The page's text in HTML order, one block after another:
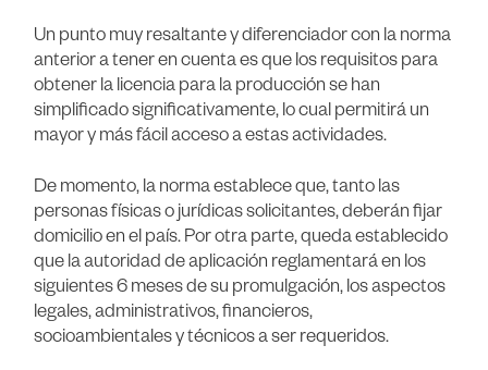
Un punto muy resaltante y diferenciador con la norma
anterior a tener en cuenta es que los requisitos para
obtener la licencia para la producción se han
simplificado significativamente, lo cual permitirá un
mayor y más fácil acceso a estas actividades.
De momento, la norma establece que, tanto las
personas físicas o jurídicas solicitantes, deberán fijar
domicilio en el país. Por otra parte, queda establecido
que la autoridad de aplicación reglamentará en los
siguientes 6 meses de su promulgación, los aspectos
legales, administrativos, financieros,
socioambientales y técnicos a ser requeridos.